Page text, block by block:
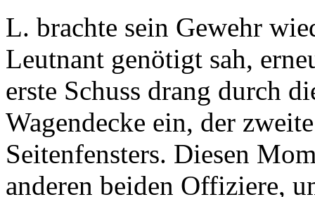
L. brachte sein Gewehr
Leutnant genötigt sah,
erste Schuss drang durch
Wagendecke ein, der
Seitenfensters. Diesen
anderen beiden Offiziere,